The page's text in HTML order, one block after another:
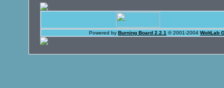
Powered by Burning Board 2.2.1 © 2001-2004 WoltLab